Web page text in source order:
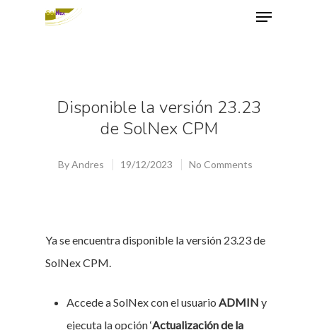
Disponible la versión 23.23
de SolNex CPM
ByAndres 19/12/2023 No Comments
Ya se encuentra disponible la versión 23.23 de
SolNex CPM.
Accede a SolNex con el usuario ADMIN y
ejecuta la opción ‘Actualización de la